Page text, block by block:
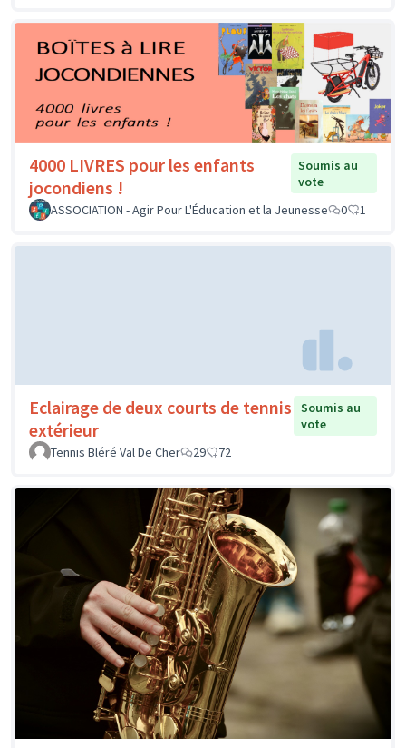
4000 LIVRES pour les enfants
jocondiens !
Soumis au
vote
ASSOCIATION - Agir Pour L'Éducation et la Jeunesse
0 1
Eclairage de deux courts de tennis
extérieur
Soumis au
vote
Tennis Bléré Val De Cher
29 72